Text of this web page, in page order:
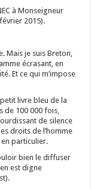
à Monseigneur
février 2015).
Mais je suis Breton,
écrasant, en
Et ce qui m’impose
livre bleu de la
de 100 000 fois,
de silence
droits de l’homme
en particulier.
bien le diffuser
est digne